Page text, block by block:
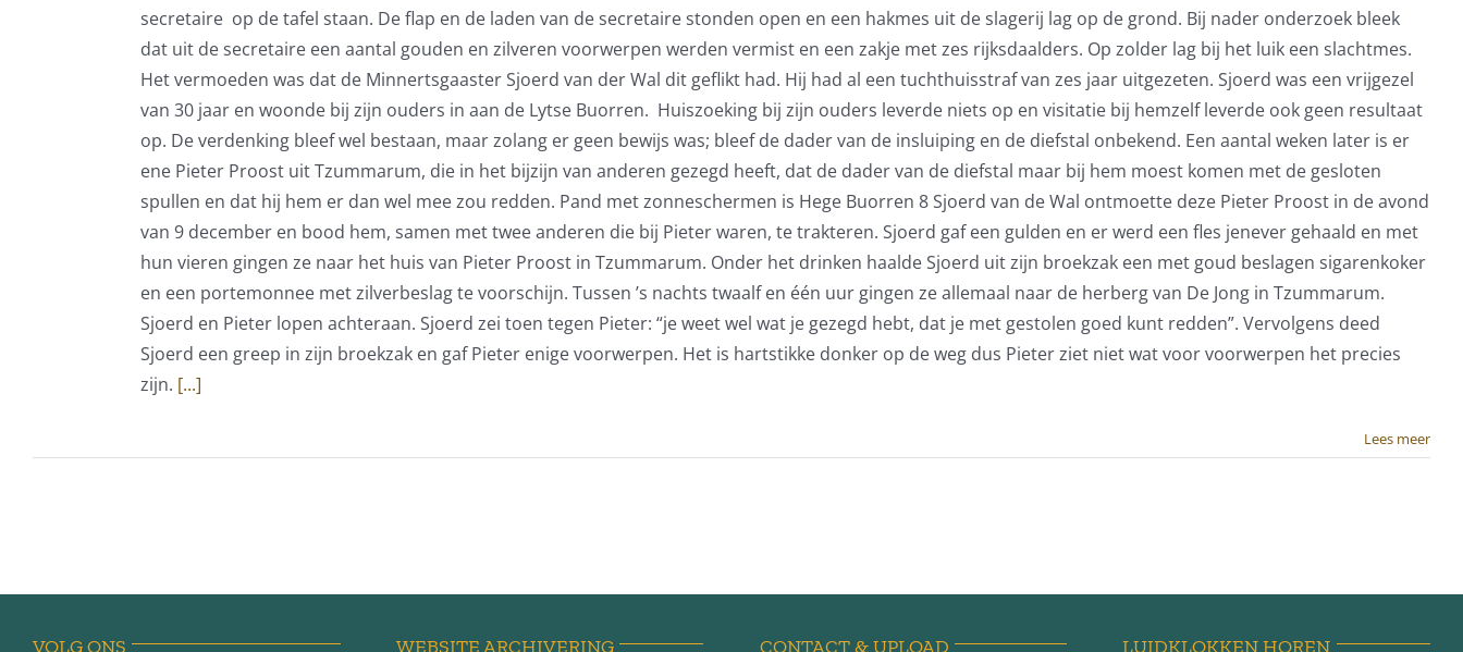
secretaire op de tafel staan. De flap en de laden van de secretaire stonden open en een hakmes uit de slagerij lag op de grond. Bij nader onderzoek bleek
dat uit de secretaire een aantal gouden en zilveren voorwerpen werden vermist en een zakje met zes rijksdaalders. Op zolder lag bij het luik een slachtmes.
Het vermoeden was dat de Minnertsgaaster Sjoerd van der Wal dit geflikt had. Hij had al een tuchthuisstraf van zes jaar uitgezeten. Sjoerd was een vrijgezel
van 30 jaar en woonde bij zijn ouders in aan de Lytse Buorren. Huiszoeking bij zijn ouders leverde niets op en visitatie bij hemzelf leverde ook geen resultaat
op. De verdenking bleef wel bestaan, maar zolang er geen bewijs was; bleef de dader van de insluiping en de diefstal onbekend. Een aantal weken later is er
ene Pieter Proost uit Tzummarum, die in het bijzijn van anderen gezegd heeft, dat de dader van de diefstal maar bij hem moest komen met de gesloten
spullen en dat hij hem er dan wel mee zou redden. Pand met zonneschermen is Hege Buorren 8 Sjoerd van de Wal ontmoette deze Pieter Proost in de avond
van 9 december en bood hem, samen met twee anderen die bij Pieter waren, te trakteren. Sjoerd gaf een gulden en er werd een fles jenever gehaald en met
hun vieren gingen ze naar het huis van Pieter Proost in Tzummarum. Onder het drinken haalde Sjoerd uit zijn broekzak een met goud beslagen sigarenkoker
en een portemonnee met zilverbeslag te voorschijn. Tussen ’s nachts twaalf en één uur gingen ze allemaal naar de herberg van De Jong in Tzummarum.
Sjoerd en Pieter lopen achteraan. Sjoerd zei toen tegen Pieter: “je weet wel wat je gezegd hebt, dat je met gestolen goed kunt redden”. Vervolgens deed
Sjoerd een greep in zijn broekzak en gaf Pieter enige voorwerpen. Het is hartstikke donker op de weg dus Pieter ziet niet wat voor voorwerpen het precies
zijn. [...]
Lees meer
VOLG ONS WEBSITE ARCHIVERING CONTACT & UPLOAD LUIDKLOKKEN HOREN